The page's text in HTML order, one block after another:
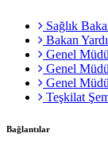
Sağlık
Bakan
Genel
Genel
Genel
Teşkilat
Bağlantılar